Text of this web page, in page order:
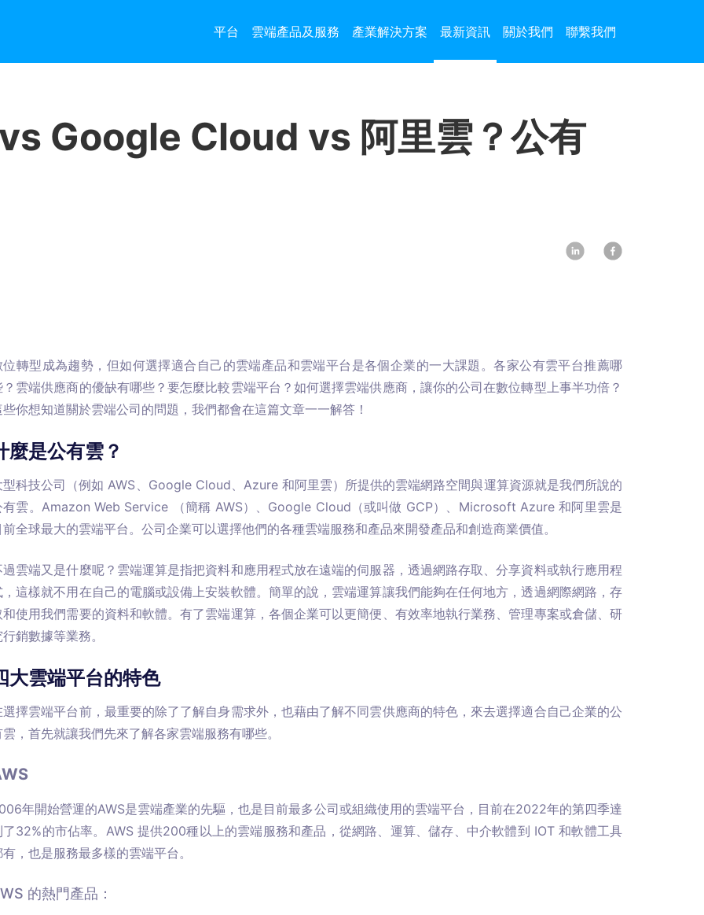
平台 雲端產品及服務 產業解決方案 最新資訊 關於我們 聯繫我們
Google Cloud vs 阿里雲？公有
位轉型成為趨勢，但如何選擇適合自己的雲端產品和雲端平台是各個企業的一大課題。各家公有雲平台推薦哪
？雲端供應商的優缺有哪些？要怎麼比較雲端平台？如何選擇雲端供應商，讓你的公司在數位轉型上事半功倍？
些你想知道關於雲端公司的問題，我們都會在這篇文章一一解答！
麼是公有雲？
型科技公司（例如 AWS、Google Cloud、Azure 和阿里雲）所提供的雲端網路空間與運算資源就是我們所說的
有雲。Amazon Web Service （簡稱 AWS）、Google Cloud（或叫做 GCP）、Microsoft Azure 和阿里雲是
前全球最大的雲端平台。公司企業可以選擇他們的各種雲端服務和產品來開發產品和創造商業價值。
過雲端又是什麼呢？雲端運算是指把資料和應用程式放在遠端的伺服器，透過網路存取、分享資料或執行應用程
，這樣就不用在自己的電腦或設備上安裝軟體。簡單的說，雲端運算讓我們能夠在任何地方，透過網際網路，存
和使用我們需要的資料和軟體。有了雲端運算，各個企業可以更簡便、有效率地執行業務、管理專案或倉儲、研
銷數據等業務。
大雲端平台的特色
選擇雲端平台前，最重要的除了了解自身需求外，也藉由了解不同雲供應商的特色，來去選擇適合自己企業的公
雲，首先就讓我們先來了解各家雲端服務有哪些。
年開始營運的AWS是雲端產業的先驅，也是目前最多公司或組織使用的雲端平台，目前在2022年的第四季達
了32%的市佔率。AWS 提供200種以上的雲端服務和產品，從網路、運算、儲存、中介軟體到 IOT 和軟體工具
，也是服務最多樣的雲端平台。
的熱門產品：